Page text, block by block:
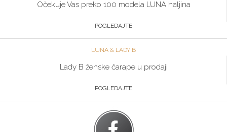
Očekuje Vas preko 100 modela LUNA haljina
POGLEDAJTE
LUNA & LADY B
Lady B ženske čarape u prodaji
POGLEDAJTE